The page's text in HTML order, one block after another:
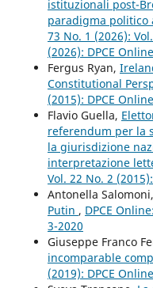
istituzionali post-
paradigma politico
73 No. 1 (2026):
(2026): DPCE
Fergus Ryan,
Constitutional
(2015): DPCE
Flavio Guella,
referendum per la
la giurisdizione
interpretazione
Vol. 22 No. 2
Antonella Salomoni,
Putin , DPCE
3-2020
Giuseppe Franco
incomparable
(2019): DPCE